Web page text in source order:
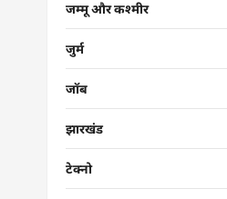
जम्मू और कश्मीर
जुर्म
जॉब
झारखंड
टेक्नो